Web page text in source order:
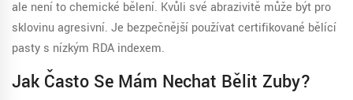
ale není to chemické bělení. Kvůli své abrazivitě může být pro
sklovinu agresivní. Je bezpečnější používat certifikované bělící
pasty s nízkým RDA indexem.
Jak Často Se Mám Nechat Bělit Zuby?